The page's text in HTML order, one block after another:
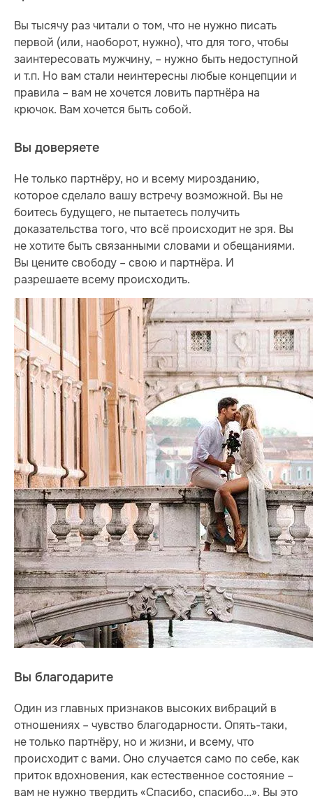
Вы тысячу раз читали о том, что не нужно писать
первой (или, наоборот, нужно), что для того, чтобы
заинтересовать мужчину, – нужно быть недоступной
и т.п. Но вам стали неинтересны любые концепции и
правила – вам не хочется ловить партнёра на
крючок. Вам хочется быть собой.
Вы доверяете
Не только партнёру, но и всему мирозданию,
которое сделало вашу встречу возможной. Вы не
боитесь будущего, не пытаетесь получить
доказательства того, что всё происходит не зря. Вы
не хотите быть связанными словами и обещаниями.
Вы цените свободу – свою и партнёра. И
разрешаете всему происходить.
Вы благодарите
Один из главных признаков высоких вибраций в
отношениях – чувство благодарности. Опять-таки,
не только партнёру, но и жизни, и всему, что
происходит с вами. Оно случается само по себе, как
приток вдохновения, как естественное состояние –
вам не нужно твердить «Спасибо, спасибо…». Вы это